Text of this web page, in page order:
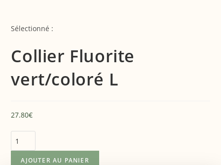
Sélectionné :
Collier Fluorite
vert/coloré L
27.80€
AJOUTER AU PANIER